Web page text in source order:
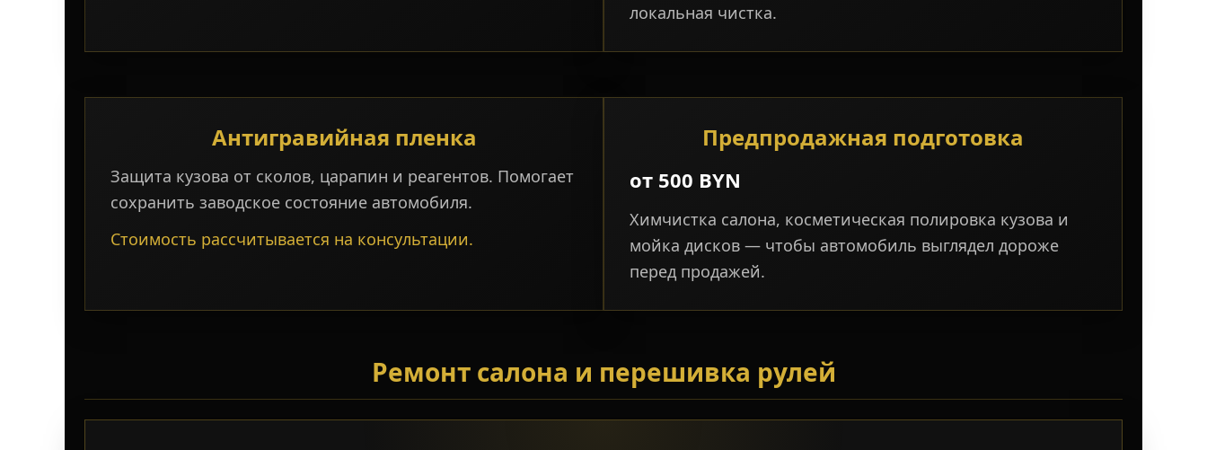
локальная чистка.
Антигравийная пленка
Защита кузова от сколов, царапин и реагентов. Помогает
сохранить заводское состояние автомобиля.
Стоимость рассчитывается на консультации.
Предпродажная подготовка
от 500 BYN
Химчистка салона, косметическая полировка кузова и
мойка дисков — чтобы автомобиль выглядел дороже
перед продажей.
Ремонт салона и перешивка рулей